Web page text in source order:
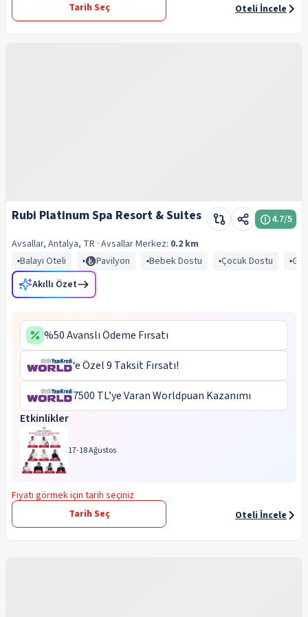
Tarih Seç
Oteli İncele
Rubi Platinum Spa Resort & Suites 4.7/5
Avsallar, Antalya, TR · AvsallarMerkez: 0.2 km
Balayı Oteli
Pavilyon Bebek Dostu Çocuk Dostu
Akıllı Özet
%50 Avanslı Ödeme Fırsatı
‘e Özel 9 Taksit Fırsatı!
7500 TL’ye Varan Worldpuan Kazanımı
Etkinlikler
17-18 Ağustos
Fiyatı görmek için tarih seçiniz
Tarih Seç
Oteli İncele